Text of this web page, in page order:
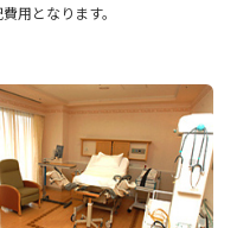
用となります。